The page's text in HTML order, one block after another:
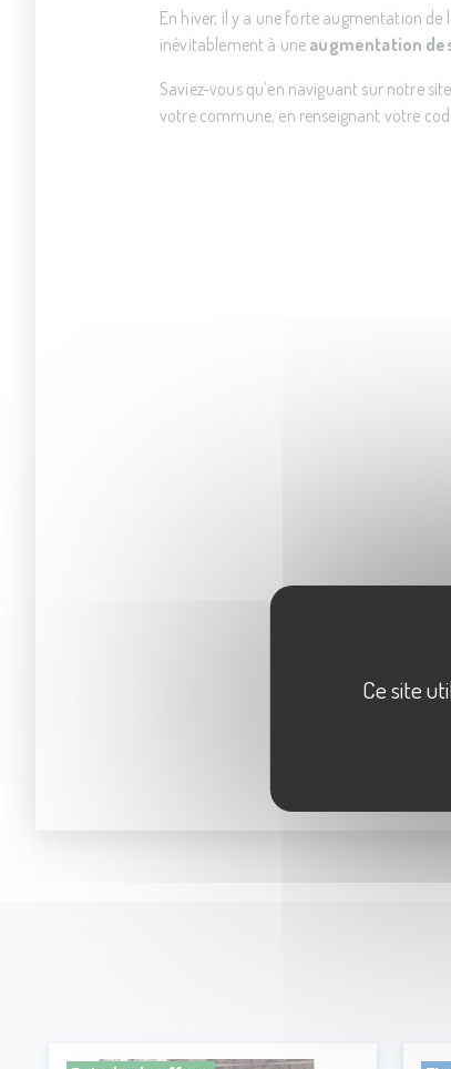
En hiver, il y a une forte augmentation
inévitablement à une augmentation
Saviez-vous qu’en naviguant sur notre
votre commune, en renseignant votre
Ce site